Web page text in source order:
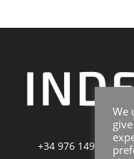
+34 976 149 228|
We